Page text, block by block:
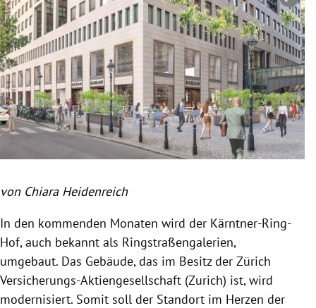
Untermenü
Untermenü
Untermenü
Untermenü
von Chiara Heidenreich
In den kommenden Monaten wird der Kärntner-Ring-
Hof, auch bekannt als Ringstraßengalerien,
umgebaut. Das Gebäude, das im Besitz der Zürich
Versicherungs-Aktiengesellschaft (Zurich) ist, wird
modernisiert. Somit soll der Standort im Herzen der